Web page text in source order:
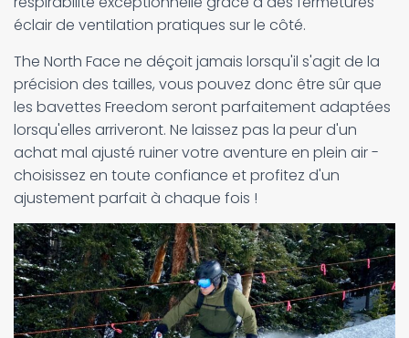
éclair de ventilation pratiques sur le côté.
The North Face ne déçoit jamais lorsqu'il s'agit de la
précision des tailles, vous pouvez donc être sûr que
les bavettes Freedom seront parfaitement adaptées
lorsqu'elles arriveront. Ne laissez pas la peur d'un
achat mal ajusté ruiner votre aventure en plein air -
choisissez en toute confiance et profitez d'un
ajustement parfait à chaque fois !